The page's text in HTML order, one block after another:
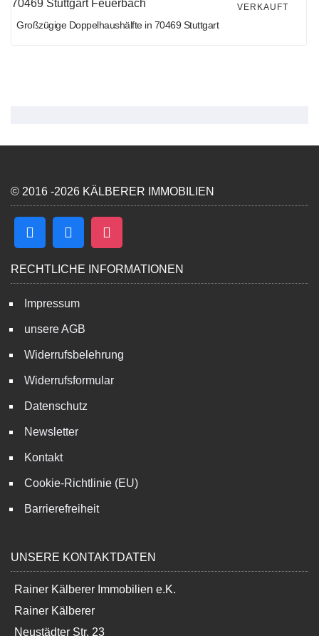
VERKAUFT
Großzügige Doppelhaushälfte in 70469 Stuttgart
© 2016 -2026 KÄLBERER IMMOBILIEN
RECHTLICHE INFORMATIONEN
Impressum
unsere AGB
Widerrufsbelehrung
Widerrufsformular
Datenschutz
Newsletter
Kontakt
Cookie-Richtlinie (EU)
Barrierefreiheit
UNSERE KONTAKTDATEN
Rainer Kälberer Immobilien e.K.
Rainer Kälberer
Neustädter Str. 23